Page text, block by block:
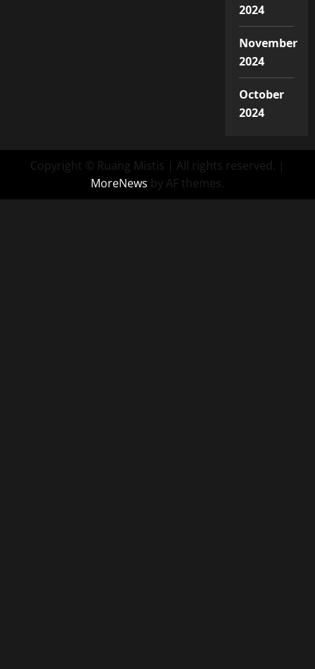
2024
November
2024
October
2024
Copyright © Ruang Mistis | All rights reserved. |
MoreNews by AF themes.